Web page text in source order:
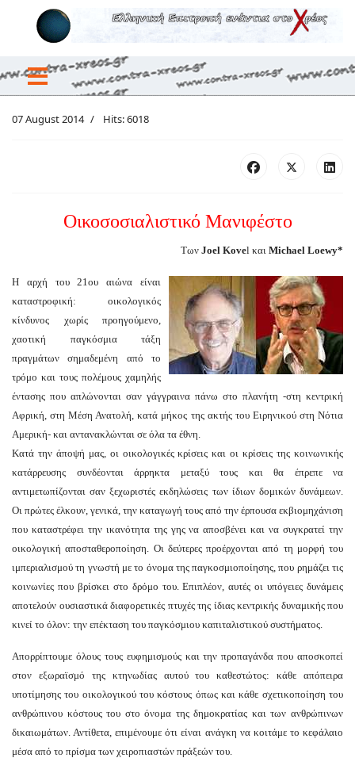
07 August 2014 Hits: 6018
Οικοσοσιαλιστικό Μανιφέστο
Των Joel Kovel και Michael Loewy*
Η αρχή του 21ου αιώνα είναι
καταστροφική: οικολογικός
κίνδυνος χωρίς προηγούμενο,
χαοτική παγκόσμια τάξη
πραγμάτων σημαδεμένη από το
τρόμο και τους πολέμους χαμηλής
έντασης που απλώνονται σαν γάγγραινα πάνω στο πλανήτη -στη κεντρική
Αφρική, στη Μέση Ανατολή, κατά μήκος της ακτής του Ειρηνικού στη Νότια
Αμερική- και αντανακλώνται σε όλα τα έθνη.
Κατά την άποψή μας, οι οικολογικές κρίσεις και οι κρίσεις της κοινωνικής
κατάρρευσης συνδέονται άρρηκτα μεταξύ τους και θα έπρεπε να
αντιμετωπίζονται σαν ξεχωριστές εκδηλώσεις των ίδιων δομικών δυνάμεων.
Οι πρώτες έλκουν, γενικά, την καταγωγή τους από την έρπουσα εκβιομηχάνιση
που καταστρέφει την ικανότητα της γης να αποσβένει και να συγκρατεί την
οικολογική αποσταθεροποίηση. Οι δεύτερες προέρχονται από τη μορφή του
ιμπεριαλισμού τη γνωστή με το όνομα της παγκοσμιοποίησης, που ρημάζει τις
κοινωνίες που βρίσκει στο δρόμο του. Επιπλέον, αυτές οι υπόγειες δυνάμεις
αποτελούν ουσιαστικά διαφορετικές πτυχές της ίδιας κεντρικής δυναμικής που
κινεί το όλον: την επέκταση του παγκόσμιου καπιταλιστικού συστήματος.
Απορρίπτουμε όλους τους ευφημισμούς και την προπαγάνδα που αποσκοπεί
στον εξωραϊσμό της κτηνωδίας αυτού του καθεστώτος: κάθε απόπειρα
υποτίμησης του οικολογικού του κόστους όπως και κάθε σχετικοποίηση του
ανθρώπινου κόστους του στο όνομα της δημοκρατίας και των ανθρώπινων
δικαιωμάτων. Αντίθετα, επιμένουμε ότι είναι ανάγκη να κοιτάμε το κεφάλαιο
μέσα από το πρίσμα των χειροπιαστών πράξεών του.